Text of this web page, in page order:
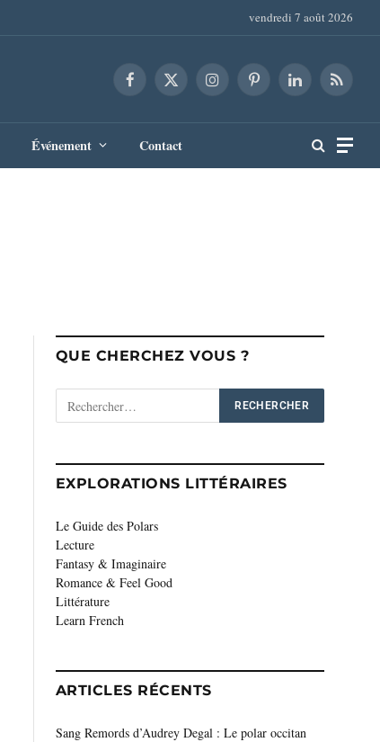
vendredi 7 août 2026
Facebook
X
InstagramPinterestLinkedInRSS
Événement Contact
QUE CHERCHEZ VOUS ?
EXPLORATIONS LITTÉRAIRES
Le Guide des Polars
Lecture
Fantasy & Imaginaire
Romance & Feel Good
Littérature
Learn French
ARTICLES RÉCENTS
Sang Remords d’Audrey Degal : Le polar occitan